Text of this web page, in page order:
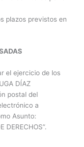
plazos previstos en
el ejercicio de los
DÍAZ
postal del
a
Asunto:
DERECHOS”.